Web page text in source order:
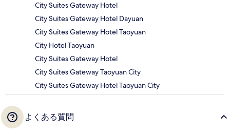
City Suites Gateway Hotel
City Suites Gateway Hotel Dayuan
City Suites Gateway Hotel Taoyuan
City Hotel Taoyuan
City Suites Gateway Hotel
City Suites Gateway Taoyuan City
City Suites Gateway Hotel Taoyuan City
よくある質問